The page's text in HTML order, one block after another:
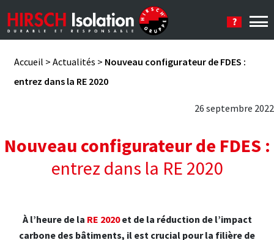
Accueil > Actualités > Nouveau configurateur de FDES :
entrez dans la RE 2020
26 septembre 2022
Nouveau configurateur de FDES :
entrez dans la RE 2020
À l’heure de la RE 2020et de la réduction de l’impact
carbone des bâtiments, il est crucial pour la filière de